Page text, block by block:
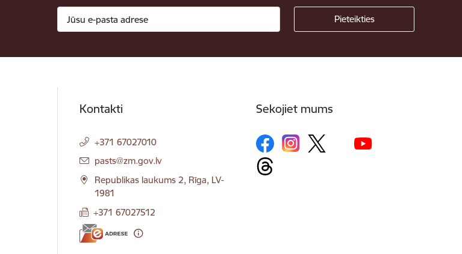
Kontakti
+371 67027010
E-pasts:
pasts@zm.gov.lv
Republikas laukums 2, Rīga, LV-
1981
+371 67027512
Sekojiet mums